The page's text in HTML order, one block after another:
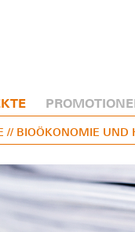
// BIOÖKONOMIE UND